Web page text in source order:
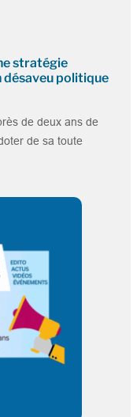
stratégie
désaveu politique
de deux ans de
de sa toute